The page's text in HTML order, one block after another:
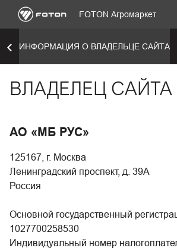
FOTON Агромаркет
ИНФОРМАЦИЯ О ВЛАДЕЛЬЦЕ САЙТА
ВЛАДЕЛЕЦ САЙТА
АО «МБ РУС»
125167, г. Москва
Ленинградский проспект, д. 39А
Россия
Основной государственный
1027700258530
Индивидуальный номер